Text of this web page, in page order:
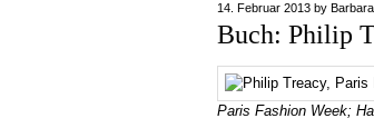
14. Februar 2013 by
Buch: Philip
Paris Fashion Week;